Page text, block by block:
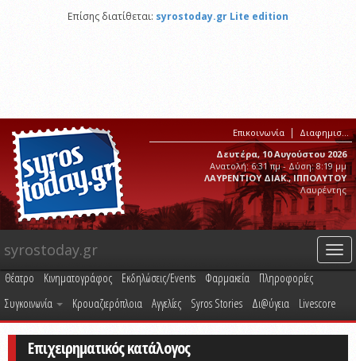
Επίσης διατίθεται: syrostoday.gr Lite edition
Επικοινωνία
Διαφημιστείτε στο syrostoday.gr
Δευτέρα, 10 Αυγούστου 2026
Ανατολή: 6:31 πμ - Δύση: 8:19 μμ
ΛΑΥΡΕΝΤΙΟΥ ΔΙΑΚ., ΙΠΠΟΛΥΤΟΥ
Λαυρέντης
syrostoday.gr
Θέατρο Κινηματογράφος Εκδηλώσεις/Events Φαρμακεία
Πληροφορίες
Συγκοινωνία
Κρουαζιερόπλοια Αγγελίες Syros Stories Δι@ύγεια Livescore
Επιχειρηματικός κατάλογος